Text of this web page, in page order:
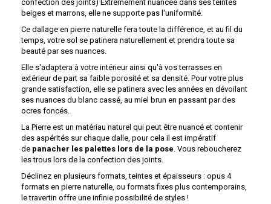
confection des joints) Extrêmement nuancée dans ses teintes
beiges et marrons, elle ne supporte pas l'uniformité.
Ce dallage en pierre naturelle fera toute la différence, et au fil du
temps, votre sol se patinera naturellement et prendra toute sa
beauté par ses nuances.
Elle s'adaptera à votre intérieur ainsi qu'à vos terrasses en
extérieur de part sa faible porosité et sa densité. Pour votre plus
grande satisfaction, elle se patinera avec les années en dévoilant
ses nuances du blanc cassé, au miel brun en passant par des
ocres foncés.
La Pierre est un matériau naturel qui peut être nuancé et contenir
des aspérités sur chaque dalle, pour cela il est impératif
de panacher les palettes lors de la pose . Vous reboucherez
les trous lors de la confection des joints.
Déclinez en plusieurs formats, teintes et épaisseurs : opus 4
formats en pierre naturelle, ou formats fixes plus contemporains,
le travertin offre une infinie possibilité de styles !